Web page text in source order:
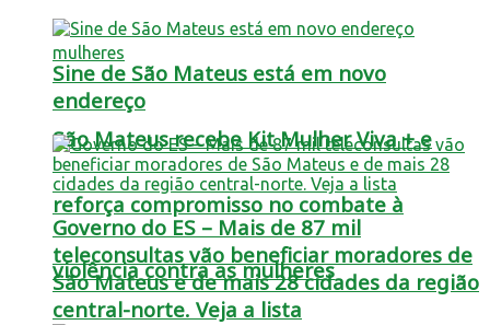
São Mateus recebe Kit Mulher Viva + e
reforça compromisso no combate à
violência contra as mulheres
Sine de São Mateus está em novo
endereço
Governo do ES – Mais de 87 mil
teleconsultas vão beneficiar moradores de
São Mateus e de mais 28 cidades da região
central-norte. Veja a lista